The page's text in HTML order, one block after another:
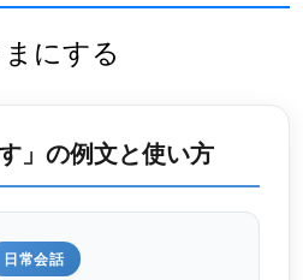
にする
」の例文と使い方
日常会話